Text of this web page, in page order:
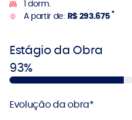
1 dorm.
A partir de: R$ 293.675 *
Estágio da Obra
93%
Evolução da obra*